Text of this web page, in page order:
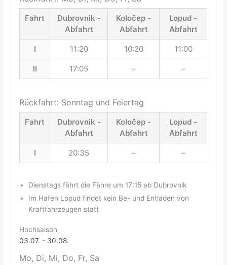
Fahrt
Dubrovnik -
Abfahrt
Koločep -
Abfahrt
Lopud -
Abfahrt
I 11:20 10:20 11:00
II 17:05 – –
Rückfahrt: Sonntag und Feiertag
Fahrt
Dubrovnik -
Abfahrt
Koločep -
Abfahrt
Lopud -
Abfahrt
I 20:35 – –
Dienstags fährt die Fähre um 17:15 ab Dubrovnik
Im Hafen Lopud findet kein Be- und Entladen von
Kraftfahrzeugen statt
Hochsaison
03.07. - 30.08.
Mo, Di, Mi, Do, Fr, Sa